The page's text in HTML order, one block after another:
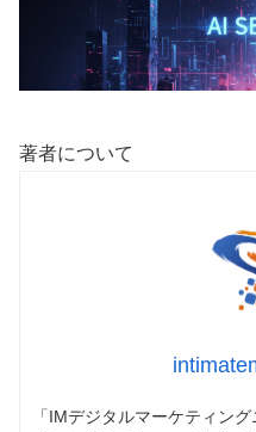
著者について
「IMデジタルマーケティン